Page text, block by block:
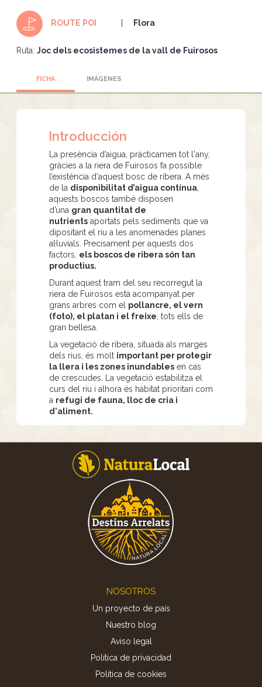
ROUTE POI Flora
Ruta: Joc dels ecosistemes de la vall de Fuirosos
FICHA IMÁGENES
Introducción
La presència d’aigua, pràcticamen tot l'any,
gràcies a la riera de Fuirosos fa possible
l’existència d'aquest bosc de ribera. A més
de la disponibilitat d’aigua contínua
aquests boscos també disposen
d’una gran quantitat de
nutrients aportats pels sediments que va
dipositant el riu a les anomenades planes
al·luvials. Precisament per aquests dos
factors, els boscos de ribera són tan
productius.
Durant aquest tram del seu recorregut la
riera de Fuirosos està acompanyat per
grans arbres com el pollancre, el vern
(foto), el platan i el freixe , tots ells de
gran bellesa.
La vegetació de ribera, situada als marges
dels rius, és molt important per protegir
la llera i les zones inundables en cas
de crescudes. La vegetació estabilitza el
curs del riu i alhora és hàbitat prioritari com
a refugi de fauna, lloc de cria i
d'aliment.
NOSOTROS
Un proyecto de país
Nuestro blog
Aviso legal
Política de privacidad
Politica de cookies